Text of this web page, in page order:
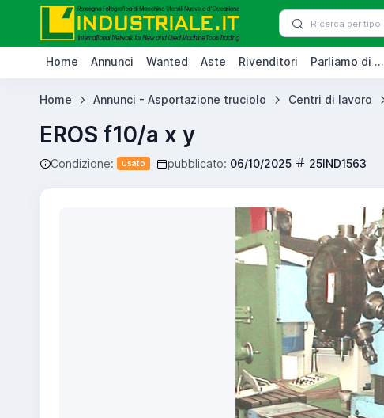
Home Annunci Wanted Aste Rivenditori Parliamo di ...
Home Annunci - Asportazione truciolo Centri di lavoro
EROS f10/a x y
Condizione: usato pubblicato: 06/10/2025 25IND1563